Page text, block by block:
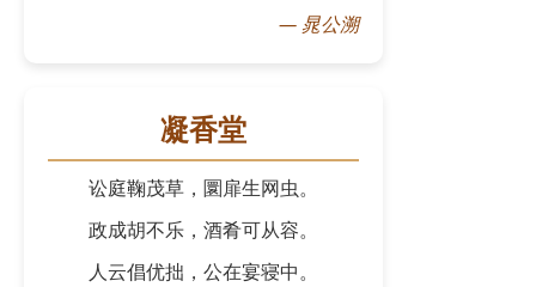
— 晁公溯
凝香堂
讼庭鞠茂草，圜扉生网虫。
政成胡不乐，酒肴可从容。
人云倡优拙，公在宴寝中。